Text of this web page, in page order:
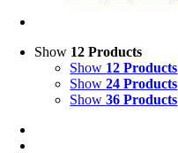
Show 12 Products
Show 12 Products
Show24 Products
Show36 Products